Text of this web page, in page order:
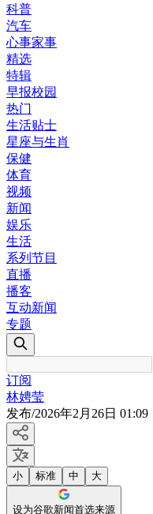
科普
汽车
心事家事
精选
特辑
早报校园
热门
生活贴士
星座与生肖
保健
体育
视频
新闻
娱乐
生活
系列节目
直播
播客
互动新闻
专题
订阅
林娉莹
发布/2026年2月26日 01:09
小 标准 中 大
设为谷歌新闻首选来源